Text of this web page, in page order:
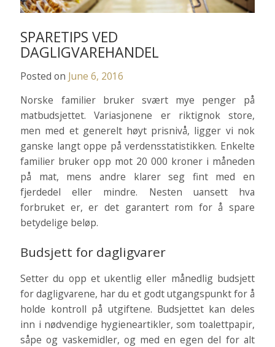
SPARETIPS VED
DAGLIGVAREHANDEL
Posted on June 6, 2016
Norske familier bruker svært mye penger på
matbudsjettet. Variasjonene er riktignok store,
men med et generelt høyt prisnivå, ligger vi nok
ganske langt oppe på verdensstatistikken. Enkelte
familier bruker opp mot 20 000 kroner i måneden
på mat, mens andre klarer seg fint med en
fjerdedel eller mindre. Nesten uansett hva
forbruket er, er det garantert rom for å spare
betydelige beløp.
Budsjett for dagligvarer
Setter du opp et ukentlig eller månedlig budsjett
for dagligvarene, har du et godt utgangspunkt for å
holde kontroll på utgiftene. Budsjettet kan deles
inn i nødvendige hygieneartikler, som toalettpapir,
såpe og vaskemidler, og med en egen del for alt